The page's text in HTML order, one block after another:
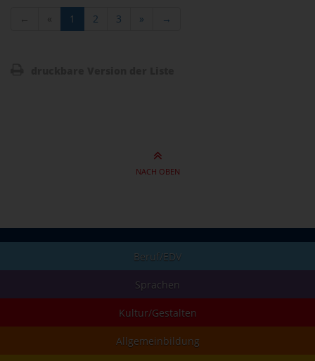
← « 1 2 3 » →
NACH OBEN
Beruf/EDV
Sprachen
Kultur/Gestalten
Allgemeinbildung